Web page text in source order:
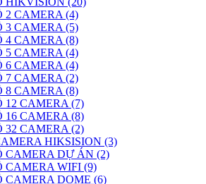
2 CAMERA (4)
3 CAMERA (5)
4 CAMERA (8)
5 CAMERA (4)
6 CAMERA (4)
7 CAMERA (2)
8 CAMERA (8)
12 CAMERA (7)
16 CAMERA (8)
32 CAMERA (2)
HIKSISION (3)
CAMERA DỰ ÁN (2)
CAMERA WIFI (9)
CAMERA DOME (6)